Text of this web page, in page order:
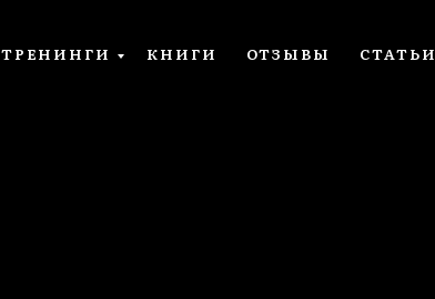
ТРЕНИНГИ КНИГИ ОТЗЫВЫ СТАТЬИ